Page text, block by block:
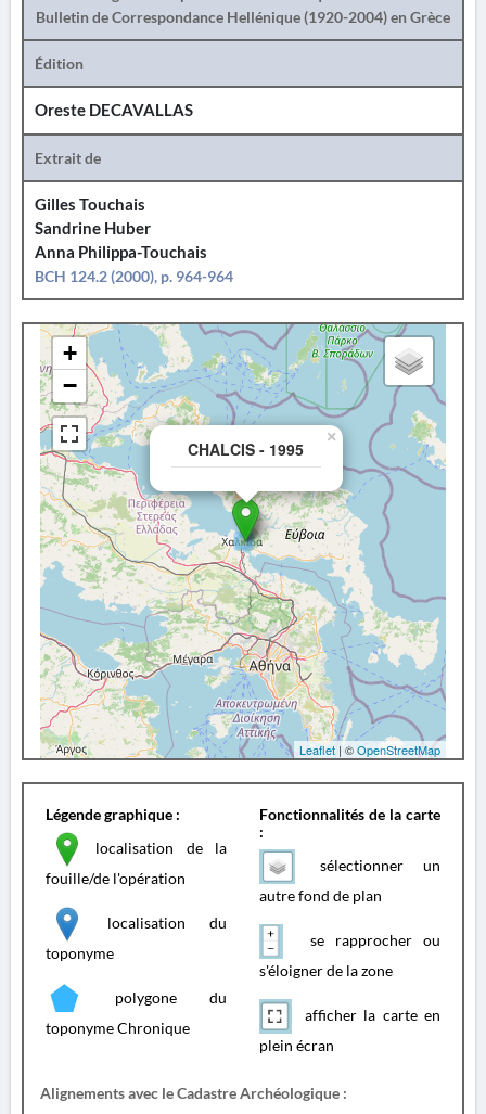
Bulletin de Correspondance Hellénique (1920-2004) en Grèce
Édition
Oreste DECAVALLAS
Extrait de
Gilles Touchais
Sandrine Huber
Anna Philippa-Touchais
BCH 124.2 (2000), p. 964-964
CHALCIS - 1995
×
+
−
Leaflet | ©OpenStreetMap
Légende graphique :
localisation de la
fouille/de l'opération
localisation du
toponyme
polygone du
toponyme Chronique
Fonctionnalités de la carte
:
sélectionner un
autre fond de plan
se rapprocher ou
s'éloigner de la zone
afficher la carte en
plein écran
Alignements avec le Cadastre Archéologique :